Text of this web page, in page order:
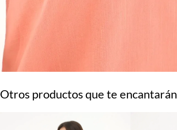
Otros productos que te encantarán